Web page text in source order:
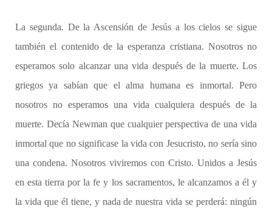
La segunda. De la Ascensión de Jesús a los cielos se sigue
también el contenido de la esperanza cristiana. Nosotros no
esperamos solo alcanzar una vida después de la muerte. Los
griegos ya sabían que el alma humana es inmortal. Pero
nosotros no esperamos una vida cualquiera después de la
muerte. Decía Newman que cualquier perspectiva de una vida
inmortal que no significase la vida con Jesucristo, no sería sino
una condena. Nosotros viviremos con Cristo. Unidos a Jesús
en esta tierra por la fe y los sacramentos, le alcanzamos a él y
la vida que él tiene, y nada de nuestra vida se perderá: ningún